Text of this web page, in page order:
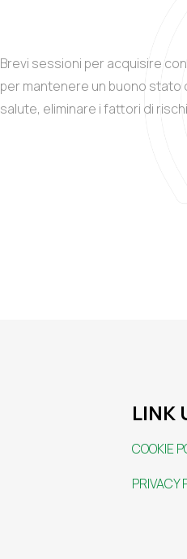
Brevi sessioni per acquisire
per mantenere un buono stato
salute, eliminare i fattori di
LINK
COOKIE
PRIVACY